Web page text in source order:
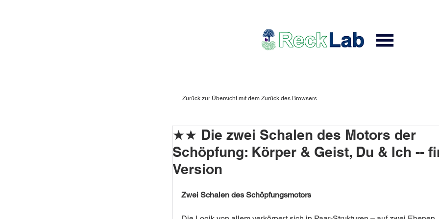
Zurück zur Übersicht mit dem Zurück des Browsers
★★ Die zwei Schalen des Motors der
Schöpfung: Körper & Geist, Du & Ich --
Version
Zwei Schalen des Schöpfungsmotors